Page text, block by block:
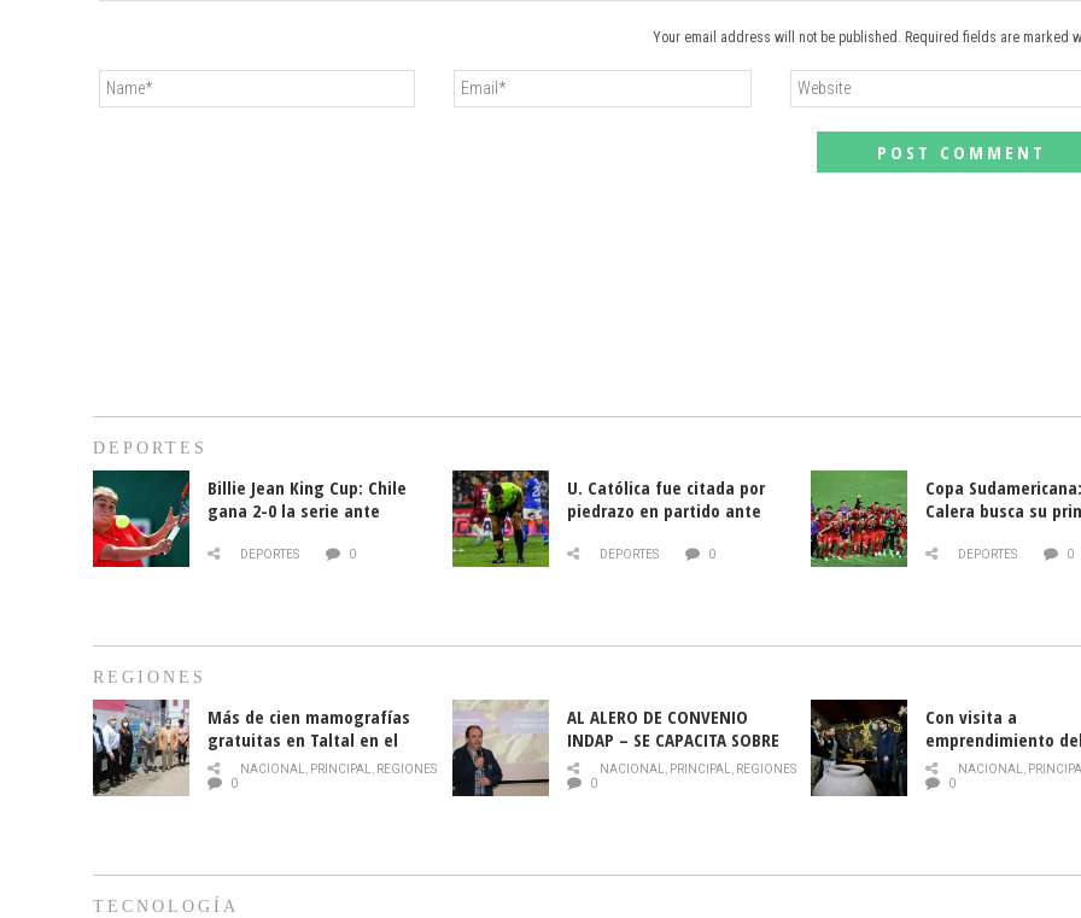
Your email address will not be published. Required fields are marked
DEPORTES
Billie Jean King Cup: Chile
gana 2-0 la serie ante
DEPORTES 0
U. Católica fue citada por
piedrazo en partido ante
DEPORTES 0
Copa
Calera busca su
DEPORTES 0
REGIONES
Más de cien mamografías
gratuitas en Taltal en el
mes de la prevención del
cáncer de mama
NACIONAL, PRINCIPAL, REGIONES
0
AL ALERO DE CONVENIO
INDAP – SE CAPACITA SOBRE
PLAGA DROSOPHILA SUZUKII
NACIONAL, PRINCIPAL, REGIONES
0
Con visita a
emprendimiento
y llamado al
historia campesina
NACIONAL,
0
TECNOLOGÍA